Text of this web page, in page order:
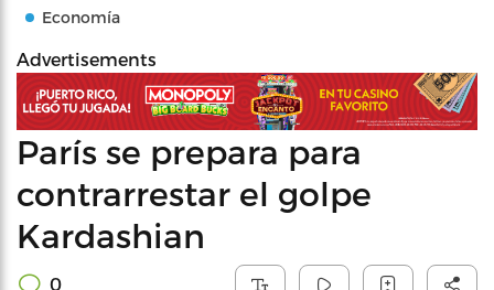
Economía
Advertisements
París se prepara para
contrarrestar el golpe
Kardashian
0